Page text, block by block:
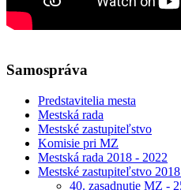
Samospráva
Predstavitelia mesta
Mestská rada
Mestské zastupiteľstvo
Komisie pri MZ
Mestská rada 2018 - 2022
Mestské zastupiteľstvo
40. zasadnutie MZ -